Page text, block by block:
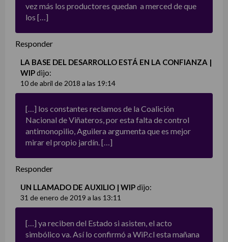
vez más los productores quedan a merced de que
los […]
Responder
LA BASE DEL DESARROLLO ESTÁ EN LA CONFIANZA |
WIPdijo:
10 de abril de 2018 a las 19:14
[…] los constantes reclamos de la Coalición
Nacional de Viñateros, por esta falta de control
antimonopilio, Aguilera argumenta que es mejor
mirar el propio jardín. […]
Responder
UN LLAMADO DE AUXILIO | WIPdijo:
31 de enero de 2019 a las 13:11
[…] ya reciben del Estado si asisten, el acto
simbólico va. Así lo confirmó a WiP.cl esta mañana